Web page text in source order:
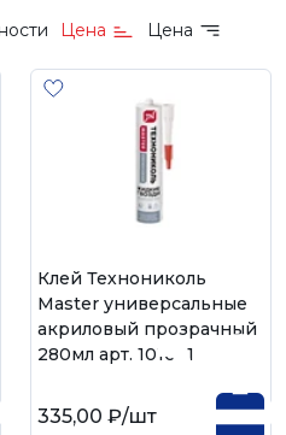
Цена Цена
Клей Технониколь
Master универсальные
акриловый прозрачный
280мл арт. 101031
335,00 ₽/шт